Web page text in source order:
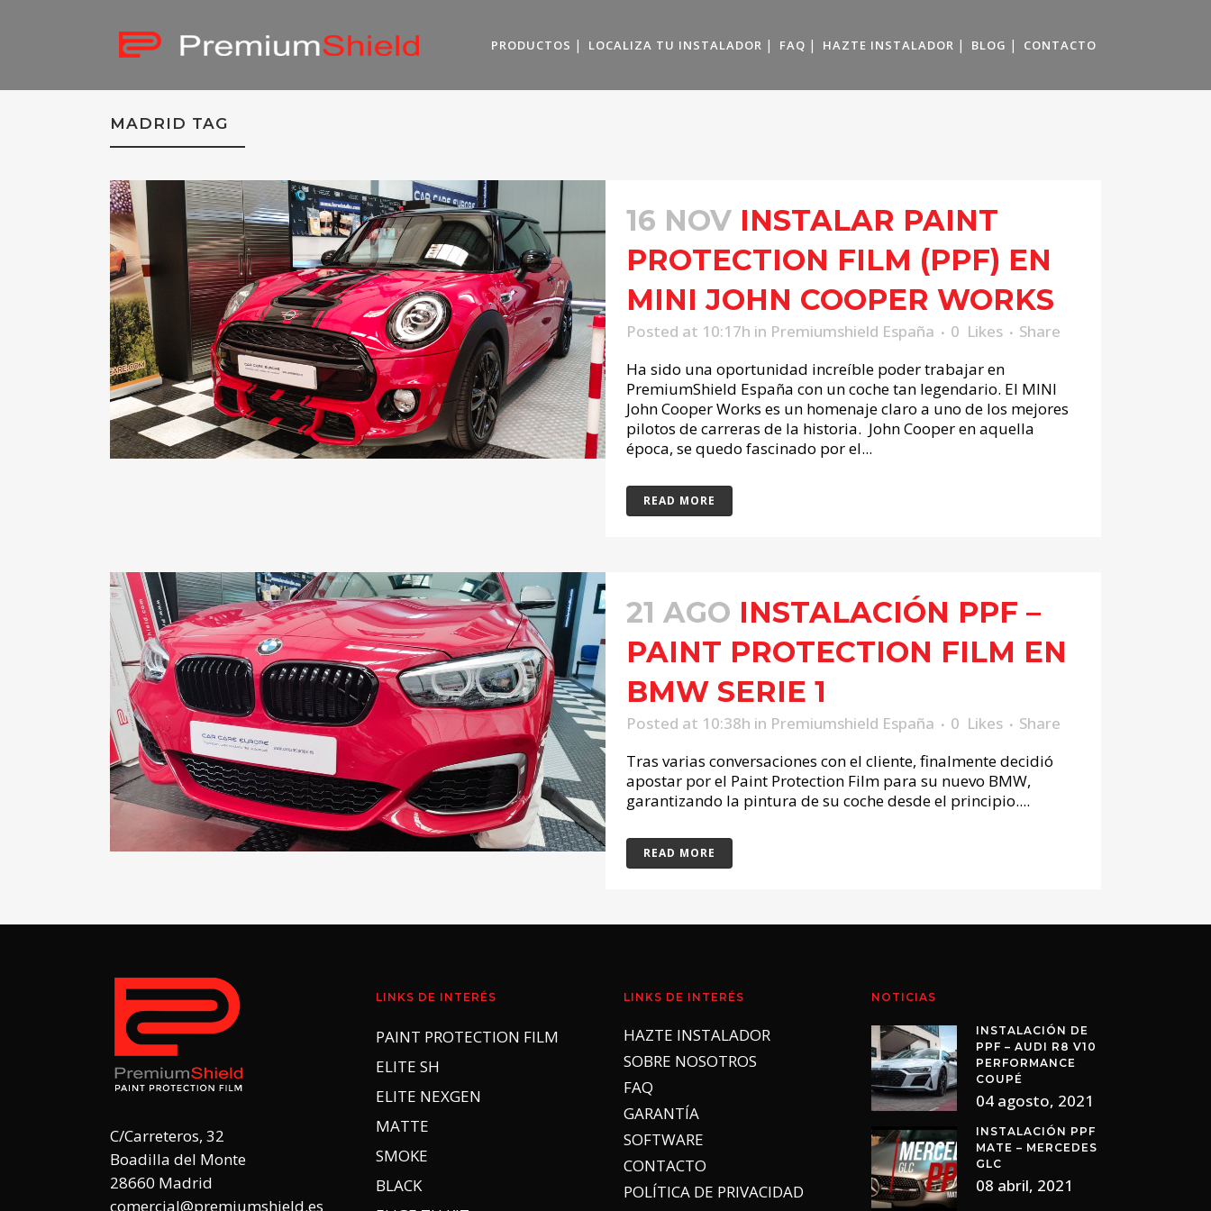
PRODUCTOS LOCALIZA TU INSTALADOR FAQ HAZTE INSTALADOR BLOG CONTACTO
MADRID TAG
16 NOV INSTALAR PAINT
PROTECTION FILM (PPF) EN
MINI JOHN COOPER WORKS
Posted at 10:17h in Premiumshield España 0 Likes
Share
Ha sido una oportunidad increíble poder trabajar en
PremiumShield España con un coche tan legendario. El MINI
John Cooper Works es un homenaje claro a uno de los mejores
pilotos de carreras de la historia. John Cooper en aquella
época, se quedo fascinado por el...
READ MORE
21 AGO INSTALACIÓN PPF –
PAINT PROTECTION FILM EN
BMW SERIE 1
Posted at 10:38h in Premiumshield España 0 Likes
Share
Tras varias conversaciones con el cliente, finalmente decidió
apostar por el Paint Protection Film para su nuevo BMW,
garantizando la pintura de su coche desde el principio....
READ MORE
C/Carreteros, 32
Boadilla del Monte
28660 Madrid
comercial@premiumshield.es
LINKS DE INTERÉS
PAINT PROTECTION FILM
ELITE SH
ELITE NEXGEN
MATTE
SMOKE
BLACK
LINKS DE INTERÉS
HAZTE INSTALADOR
SOBRE NOSOTROS
FAQ
GARANTÍA
SOFTWARE
CONTACTO
POLÍTICA DE PRIVACIDAD
NOTICIAS
INSTALACIÓN DE
PPF – AUDI R8 V10
PERFORMANCE
COUPÉ
04 agosto, 2021
INSTALACIÓN PPF
MATE – MERCEDES
GLC
08 abril, 2021